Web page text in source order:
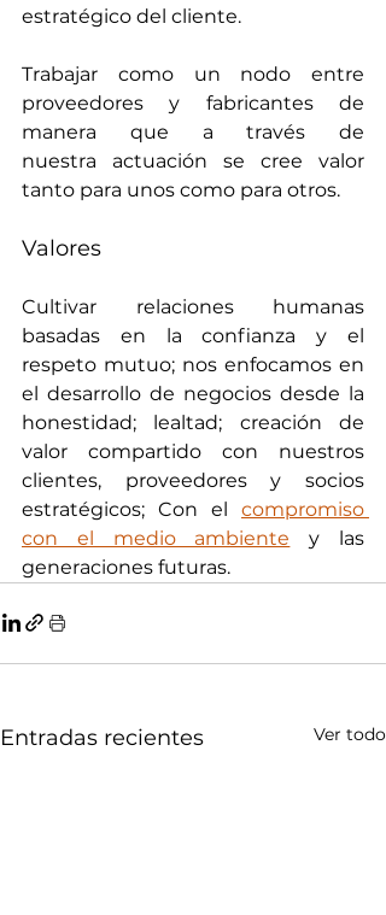
estratégico del cliente.
Trabajar como un nodo entre
proveedores y fabricantes de
manera que a través de
nuestra actuación se cree valor
tanto para unos como para otros.
Valores
Cultivar relaciones humanas
basadas en la confianza y el
respeto mutuo; nos enfocamos en
el desarrollo de negocios desde la
honestidad; lealtad; creación de
valor compartido con nuestros
clientes, proveedores y socios
estratégicos; Con el compromiso
con el medio ambiente y las
generaciones futuras.
Entradas recientes Ver todo